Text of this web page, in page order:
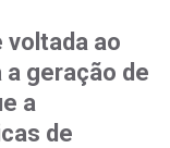
ao
geração de
a
de